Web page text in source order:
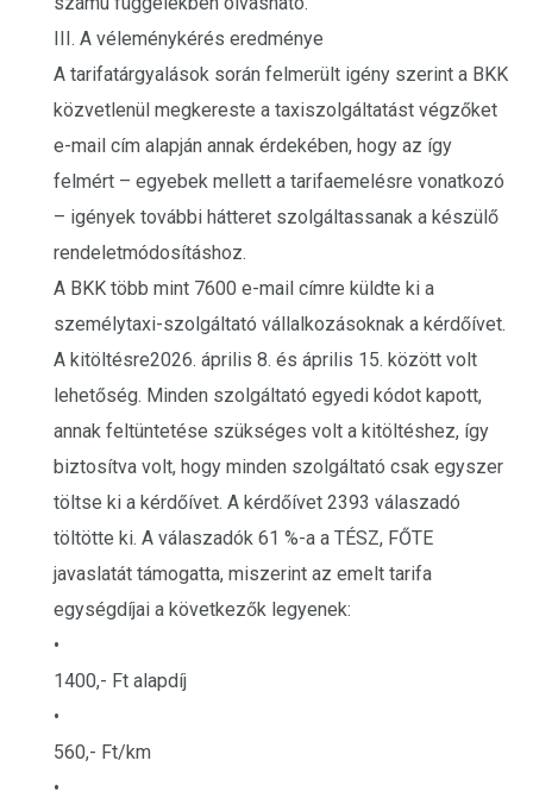
III. A véleménykérés eredménye
A tarifatárgyalások során felmerült igény szerint a BKK
közvetlenül megkereste a taxiszolgáltatást végzőket
e-mail cím alapján annak érdekében, hogy az így
felmért – egyebek mellett a tarifaemelésre vonatkozó
– igények további hátteret szolgáltassanak a készülő
rendeletmódosításhoz.
A BKK több mint 7600 e-mail címre küldte ki a
személytaxi-szolgáltató vállalkozásoknak a kérdőívet.
A kitöltésre2026. április 8. és április 15. között volt
lehetőség. Minden szolgáltató egyedi kódot kapott,
annak feltüntetése szükséges volt a kitöltéshez, így
biztosítva volt, hogy minden szolgáltató csak egyszer
töltse ki a kérdőívet. A kérdőívet 2393 válaszadó
töltötte ki. A válaszadók 61 %-a a TÉSZ, FŐTE
javaslatát támogatta, miszerint az emelt tarifa
egységdíjai a következők legyenek:
•
1400,- Ft alapdíj
•
560,- Ft/km
•